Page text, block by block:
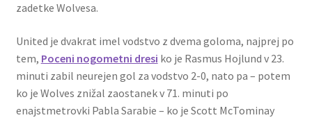
zadetke Wolvesa.
United je dvakrat imel vodstvo z dvema goloma, najprej po
tem, Poceni nogometni dresi ko je Rasmus Hojlund v 23.
minuti zabil neurejen gol za vodstvo 2-0, nato pa – potem
ko je Wolves znižal zaostanek v 71. minuti po
enajstmetrovki Pabla Sarabie – ko je Scott McTominay